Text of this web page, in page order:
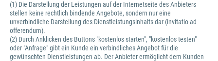
(1) Die Darstellung der Leistungen auf der Internetseite des Anbieters
stellen keine rechtlich bindende Angebote, sondern nur eine
unverbindliche Darstellung des Dienstleistungsinhalts dar (invitatio ad
offerendum).
(2) Durch Anklicken des Buttons "kostenlos starten", "kostenlos testen"
oder "Anfrage" gibt ein Kunde ein verbindliches Angebot für die
gewünschten Dienstleistungen ab. Der Anbieter ermöglicht dem Kunden